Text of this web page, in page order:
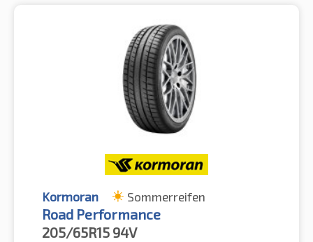
Kormoran Sommerreifen
Road Performance
205/65R15 94V